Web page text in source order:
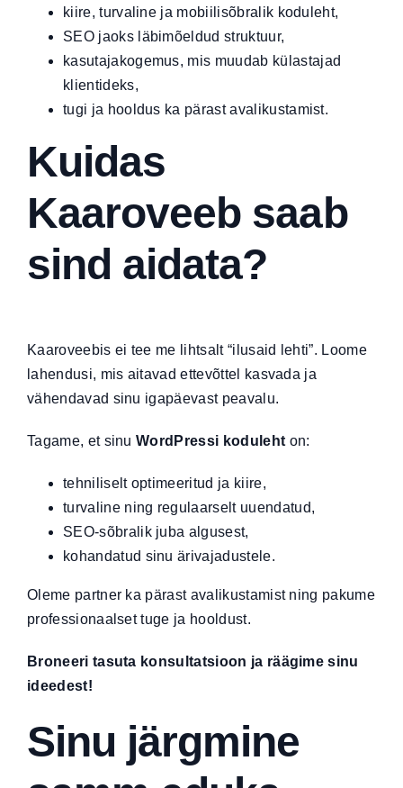
kiire, turvaline ja mobiilisõbralik koduleht,
SEO jaoks läbimõeldud struktuur,
kasutajakogemus, mis muudab külastajad
klientideks,
tugi ja hooldus ka pärast avalikustamist.
Kuidas
Kaaroveeb saab
sind aidata?
Kaaroveebis ei tee me lihtsalt “ilusaid lehti”. Loome
lahendusi, mis aitavad ettevõttel kasvada ja
vähendavad sinu igapäevast peavalu.
Tagame, et sinuWordPressi koduleht on:
tehniliselt optimeeritud ja kiire,
turvaline ning regulaarselt uuendatud,
SEO-sõbralik juba algusest,
kohandatud sinu ärivajadustele.
Oleme partner ka pärast avalikustamist ning pakume
professionaalset tuge ja hooldust.
Broneeri tasuta konsultatsioon ja räägime sinu
ideedest!
Sinu järgmine